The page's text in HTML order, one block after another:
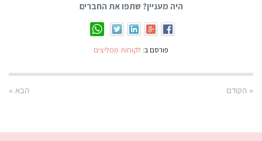
היה מעניין? שתפו את החברים
פורסם ב: לקוחות ממליצים
« הקודם הבא »